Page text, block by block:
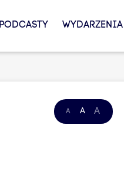
PODCASTY WYDARZENIA
A A A